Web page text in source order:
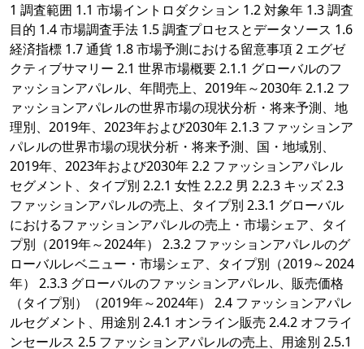
1 調査範囲 1.1 市場イントロダクション 1.2 対象年 1.3 調査
目的 1.4 市場調査手法 1.5 調査プロセスとデータソース 1.6
経済指標 1.7 通貨 1.8 市場予測における留意事項 2 エグゼ
クティブサマリー 2.1 世界市場概要 2.1.1 グローバルのフ
ァッションアパレル、年間売上、2019年～2030年 2.1.2 フ
ァッションアパレルの世界市場の現状分析・将来予測、地
理別、2019年、2023年および2030年 2.1.3 ファッションア
パレルの世界市場の現状分析・将来予測、国・地域別、
2019年、2023年および2030年 2.2 ファッションアパレル
セグメント、タイプ別 2.2.1 女性 2.2.2 男 2.2.3 キッズ 2.3
ファッションアパレルの売上、タイプ別 2.3.1 グローバル
におけるファッションアパレルの売上・市場シェア、タイ
プ別（2019年～2024年） 2.3.2 ファッションアパレルのグ
ローバルレベニュー・市場シェア、タイプ別（2019～2024
年） 2.3.3 グローバルのファッションアパレル、販売価格
（タイプ別）（2019年～2024年） 2.4 ファッションアパレ
ルセグメント、用途別 2.4.1 オンライン販売 2.4.2 オフライ
ンセールス 2.5 ファッションアパレルの売上、用途別 2.5.1